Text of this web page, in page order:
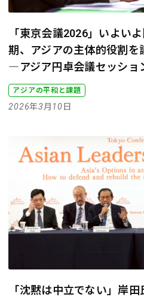
「東京会議2026」いよい
期、アジアの主体的役割を
―アジア円卓会議セッシ
アジアの平和と課題
2026年3月10日
「沈黙は中立でない」岸